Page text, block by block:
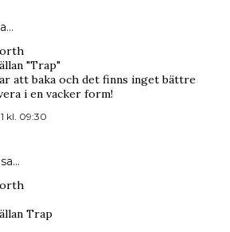
"Trap"
att baka och det finns inget bättre
i en vacker form!
kl. 09:30
sa…
Trap